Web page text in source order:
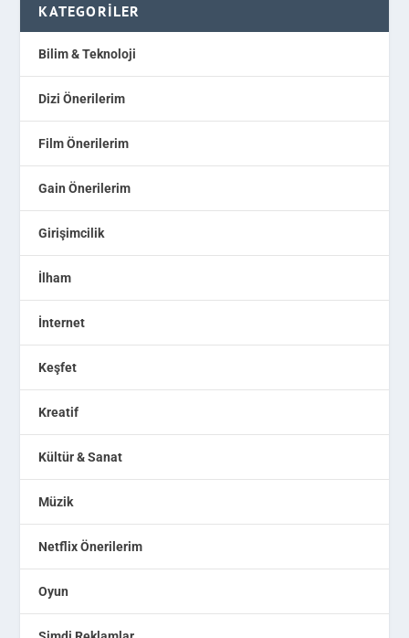
KATEGORILER
Bilim & Teknoloji
Dizi Önerilerim
Film Önerilerim
Gain Önerilerim
Girişimcilik
İlham
İnternet
Keşfet
Kreatif
Kültür & Sanat
Müzik
Netflix Önerilerim
Oyun